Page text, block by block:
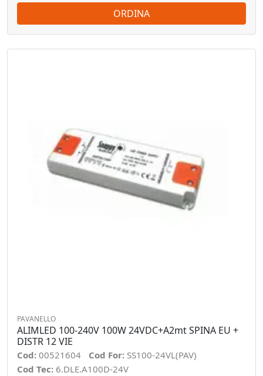
ORDINA
PAVANELLO
ALIMLED 100-240V 100W 24VDC+A2mt SPINA EU +
DISTR 12 VIE
Cod: 00521604 Cod For: SS100-24VL(PAV)
Cod Tec: 6.DLE.A100D-24V